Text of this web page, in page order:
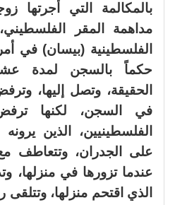
بالمكالمة التي أجرتها
مداهمة المقر
الفلسطينية (بيسان) في
حكماً بالسجن لمدة
الحقيقة، وتصل إليها،
في السجن، لكنها
الفلسطينيين، الذين
على الجدران، وتتعاطف مع
عندما تزورها في منزلها،
الذي اقتحم منزلها،